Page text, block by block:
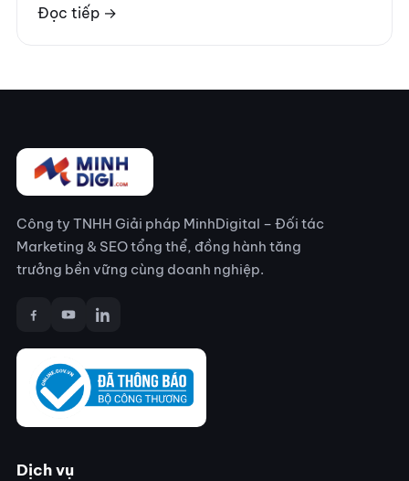
Đọc tiếp →
Công ty TNHH Giải pháp MinhDigital – Đối tác
Marketing & SEO tổng thể, đồng hành tăng
trưởng bền vững cùng doanh nghiệp.
Dịch vụ